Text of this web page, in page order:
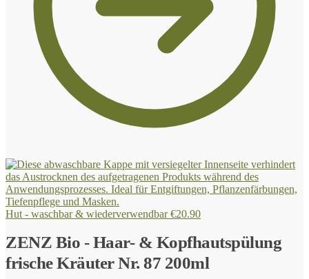
Hut - waschbar & wiederverwendbar €20.90
ZENZ Bio - Haar- & Kopfhautspülung
frische Kräuter Nr. 87 200ml